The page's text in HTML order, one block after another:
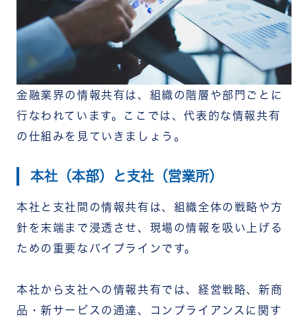
社内の透明性を確保できる
サービス業界におすすめの社内SNS「RECOG」
まとめ
金融業界の情報共有は、組織の階層や部門ごとに
行なわれています。ここでは、代表的な情報共有
の仕組みを見ていきましょう。
本社（本部）と支社（営業所）
本社と支社間の情報共有は、組織全体の戦略や方
針を末端まで浸透させ、現場の情報を吸い上げる
ための重要なパイプラインです。
本社から支社への情報共有では、経営戦略、新商
品・新サービスの通達、コンプライアンスに関す